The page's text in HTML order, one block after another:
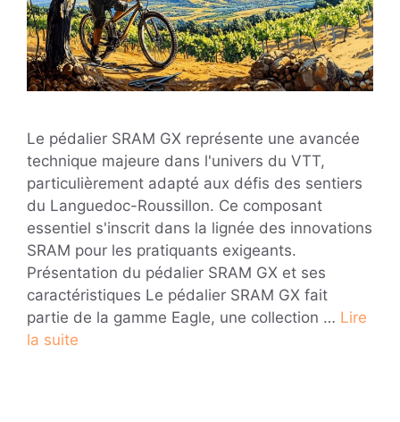
Le pédalier SRAM GX représente une avancée
technique majeure dans l'univers du VTT,
particulièrement adapté aux défis des sentiers
du Languedoc-Roussillon. Ce composant
essentiel s'inscrit dans la lignée des innovations
SRAM pour les pratiquants exigeants.
Présentation du pédalier SRAM GX et ses
caractéristiques Le pédalier SRAM GX fait
partie de la gamme Eagle, une collection … Lire
la suite